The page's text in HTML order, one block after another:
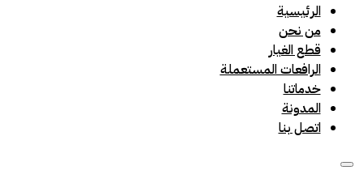
الرئيسية
من نحن
قطع الغيار
الرافعات المستعملة
خدماتنا
المدونة
اتصل بنا